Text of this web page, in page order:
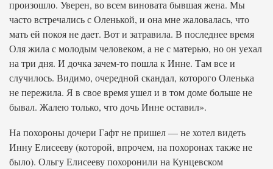
произошло. Уверен, во всем виновата бывшая жена. Мы
часто встречались с Оленькой, и она мне жаловалась, что
мать ей покоя не дает. Вот и затравила. В последнее время
Оля жила с молодым человеком, а не с матерью, но он уехал
на три дня. И дочка зачем-то пошла к Инне. Там все и
случилось. Видимо, очередной скандал, которого Оленька
не пережила. Я в свое время ушел и в том доме больше не
бывал. Жалею только, что дочь Инне оставил».
На похороны дочери Гафт не пришел — не хотел видеть
Инну Елисееву (которой, впрочем, на похоронах также не
было). Ольгу Елисееву похоронили на Кунцевском